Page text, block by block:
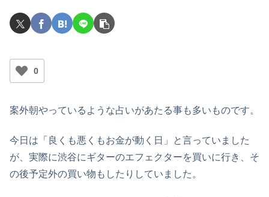
0
案外朝やっているような占いがあたる事も多いものです。
今日は「良くも悪くもお金が動く日」と言っていました
が、実際に渋谷にギターのエフェクターを買いに行き、そ
の後予定外の買い物もしたりしていました。